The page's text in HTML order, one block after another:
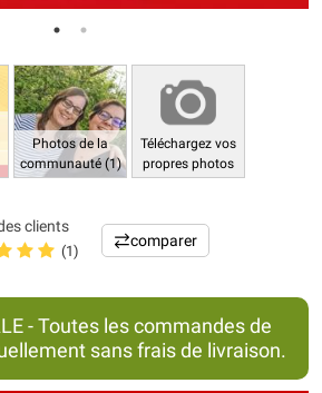
Photos de la
communauté (1)
Téléchargez vos
propres photos
clients
(1)
comparer
- Toutes les commandes de
sans frais de livraison.